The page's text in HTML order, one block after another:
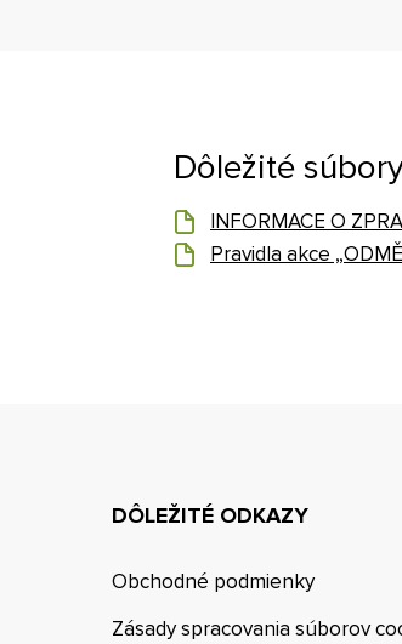
Dôležité
INFORMACE O
Pravidla akce
DÔLEŽITÉ ODKAZY
Obchodné podmienky
Zásady spracovania súborov